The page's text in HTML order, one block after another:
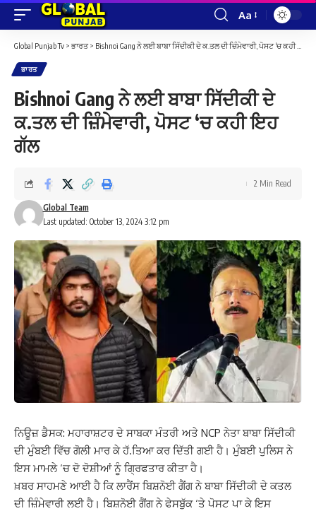
Font
Resizer
Aa
Global Punjab Tv > ਭਾਰਤ> Bishnoi Gang ਨੇ ਲਈ ਬਾਬਾ ਸਿੱਦੀਕੀ ਦੇ ਕ.ਤਲ ਦੀ ਜ਼ਿੰਮੇਵਾਰੀ, ਪੋਸਟ ‘ਚ ਕਹੀ ਇਹ ਗੱਲ
ਭਾਰਤ
Bishnoi Gang ਨੇ ਲਈ ਬਾਬਾ ਸਿੱਦੀਕੀ ਦੇ
ਕ.ਤਲ ਦੀ ਜ਼ਿੰਮੇਵਾਰੀ, ਪੋਸਟ ‘ਚ ਕਹੀ ਇਹ
ਗੱਲ
Last updated: October 13, 2024 3:12 pm
Global Team
2 Min Read
ਨਿਊਜ਼ ਡੈਸਕ: ਮਹਾਰਾਸ਼ਟਰ ਦੇ ਸਾਬਕਾ ਮੰਤਰੀ ਅਤੇ NCP ਨੇਤਾ ਬਾਬਾ ਸਿੱਦੀਕੀ
ਦੀ ਮੁੰਬਈ ਵਿੱਚ ਗੋਲੀ ਮਾਰ ਕੇ ਹੱ.ਤਿਆ ਕਰ ਦਿੱਤੀ ਗਈ ਹੈ। ਮੁੰਬਈ ਪੁਲਿਸ ਨੇ
ਇਸ ਮਾਮਲੇ ‘ਚ ਦੋ ਦੋਸ਼ੀਆਂ ਨੂੰ ਗ੍ਰਿਫਤਾਰ ਕੀਤਾ ਹੈ।
ਖ਼ਬਰ ਸਾਹਮਣੇ ਆਈ ਹੈ ਕਿ ਲਾਰੈਂਸ ਬਿਸ਼ਨੋਈ ਗੈਂਗ ਨੇ ਬਾਬਾ ਸਿੱਦੀਕੀ ਦੇ ਕਤਲ
ਦੀ ਜ਼ਿੰਮੇਵਾਰੀ ਲਈ ਹੈ। ਬਿਸ਼ਨੋਈ ਗੈਂਗ ਨੇ ਫੇਸਬੁੱਕ ‘ਤੇ ਪੋਸਟ ਪਾ ਕੇ ਇਸ